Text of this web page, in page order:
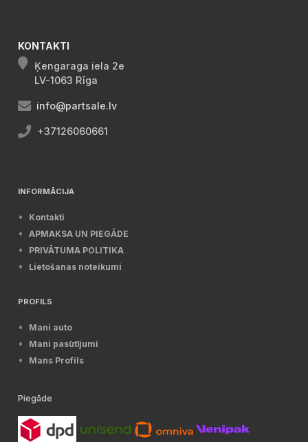
KONTAKTI
Ķengaraga iela 2e
LV-1063 Rīga
info@partsale.lv
+37126060661
INFORMĀCIJA
Kontakti
APMAKSA UN PIEGĀDE
PRIVĀTUMA POLITIKA
Lietošanas noteikumi
PROFILS
Mani auto
Mani pasūtījumi
Mans Profils
Piegāde